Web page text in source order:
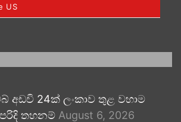
US
අඩවි 24ක් ලංකාව තුළ වහාම
තහනම් August 6, 2026